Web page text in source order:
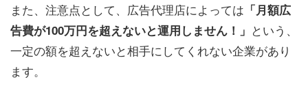
また、注意点として、広告代理店によっては 「月額広
告費が100万円を超えないと運用しません！」 という、
一定の額を超えないと相手にしてくれない企業があり
ます。